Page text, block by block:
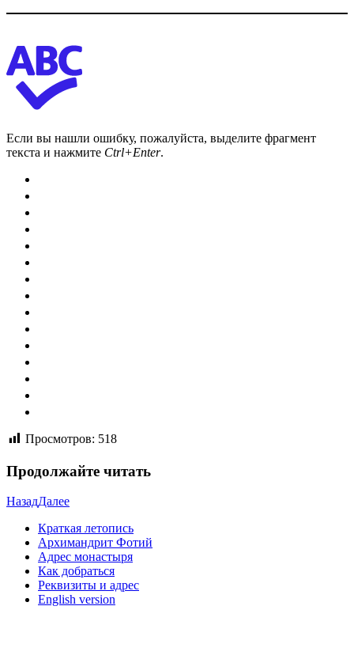
Если вы нашли ошибку, пожалуйста, выделите фрагмент
текста и нажмите Ctrl+Enter.
Просмотров: 518
Продолжайте читать
НазадДалее
Краткая летопись
Архимандрит Фотий
Адрес монастыря
Как добраться
Реквизиты и адрес
English version